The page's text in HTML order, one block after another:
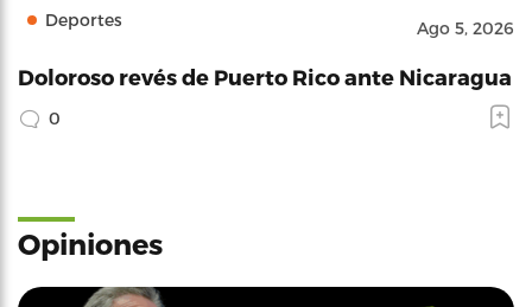
Deportes Ago 5, 2026
Doloroso revés de Puerto Rico ante Nicaragua
0
Opiniones